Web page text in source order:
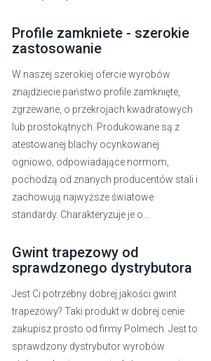
Profile zamkniete - szerokie
zastosowanie
W naszej szerokiej ofercie wyrobów
znajdziecie państwo profile zamknięte,
zgrzewane, o przekrojach kwadratowych
lub prostokątnych. Produkowane są z
atestowanej blachy ocynkowanej
ogniowo, odpowiadające normom,
pochodzą od znanych producentów stali i
zachowują najwyższe światowe
standardy. Charakteryzuje je o...
Gwint trapezowy od
sprawdzonego dystrybutora
Jest Ci potrzebny dobrej jakości gwint
trapezowy? Taki produkt w dobrej cenie
zakupisz prosto od firmy Polmech. Jest to
sprawdzony dystrybutor wyrobów